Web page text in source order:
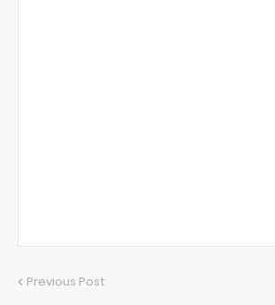
Previous Post